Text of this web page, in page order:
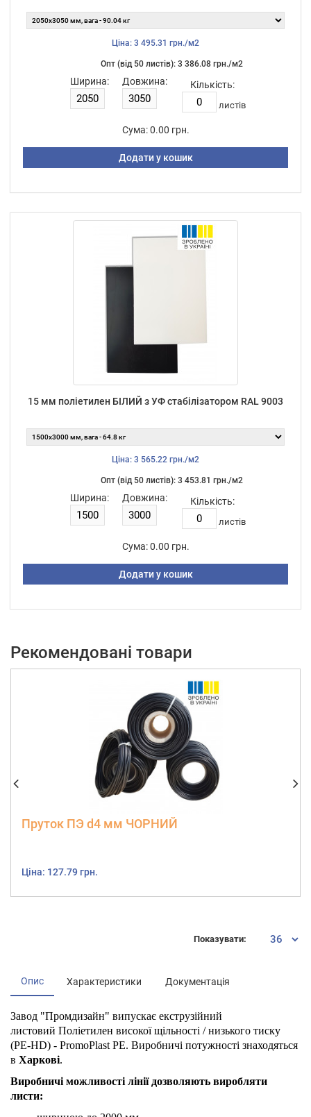
Ціна: 3 495.31 грн./м2
Опт (від 50 листiв): 3 386.08 грн./м2
Ширина: Довжина: Кількість:
листiв
Сума: 0.00 грн.
Додати у кошик
15 мм поліетилен БІЛИЙ з УФ стабілізатором RAL 9003
Ціна: 3 565.22 грн./м2
Опт (від 50 листiв): 3 453.81 грн./м2
Ширина: Довжина: Кількість:
листiв
Сума: 0.00 грн.
Додати у кошик
Рекомендовані товари
Пруток ПЭ d4 мм ЧОРНИЙ
Ціна: 127.79 грн.
Показувати:
Опис Характеристики Документація
Завод "Промдизайн" випускає екструзійний
листовий Поліетилен високої щільності / низького тиску
(PE-HD) - PromoPlast PE. Виробничі потужності знаходяться
в Харкові.
Виробничі можливості лінії дозволяють виробляти
листи: